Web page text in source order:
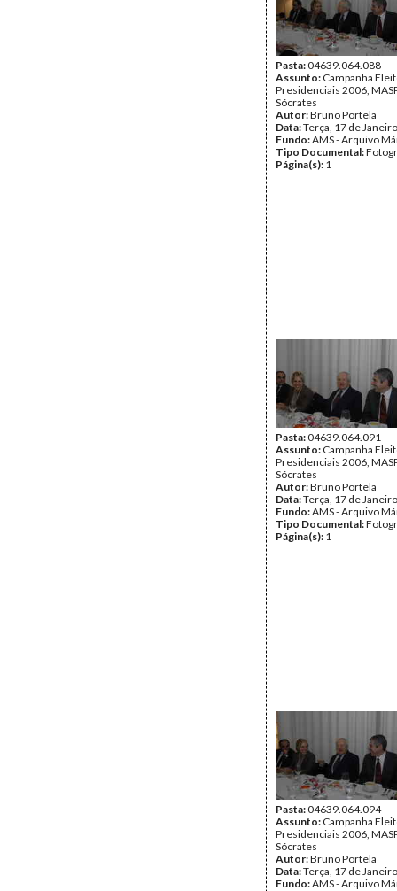
Pasta:04639.064.088
Assunto: Campanha
Presidenciais 2006,
Sócrates
Autor:Bruno Portela
Data:Terça, 17 de
Fundo:AMS - Arquivo
Tipo Documental:
Página(s): 1
Pasta:04639.064.091
Assunto: Campanha
Presidenciais 2006,
Sócrates
Autor:Bruno Portela
Data:Terça, 17 de
Fundo:AMS - Arquivo
Tipo Documental:
Página(s): 1
Pasta:04639.064.094
Assunto: Campanha
Presidenciais 2006,
Sócrates
Autor:Bruno Portela
Data:Terça, 17 de
Fundo:AMS - Arquivo